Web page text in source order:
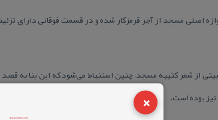
×
اصلی مسجد از آجر قرمزكار شده و در قسمت فوقانی دارای
از شعر كتیبه مسجد، چنین استنباط می‌‌شود كه این بنا به
بوده است.